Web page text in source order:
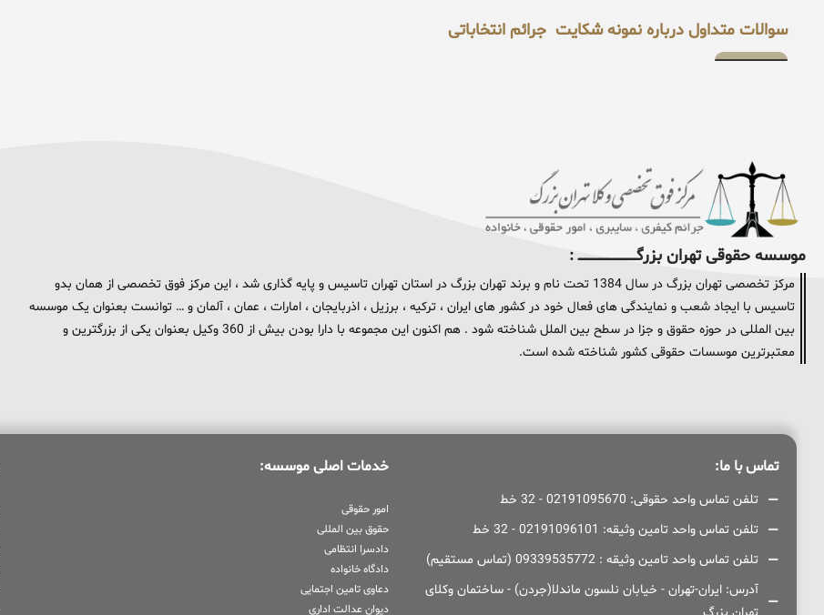
سوالات متداول درباره نمونه شکایت جرائم انتخاباتی
موسسه حقوقی تهران بزرگــــــــــــــــــــــــــــــــ :
مرکز تخصصی تهران بزرگ در سال 1384 تحت نام و برند تهران بزرگ در استان تهران تاسیس و پایه گذاری شد ، این مرکز فوق تخصصی از همان بدو
تاسیس با ایجاد شعب و نمایندگی های فعال خود در کشور های ایران ، ترکیه ، برزیل ، اذربایجان ، امارات ، عمان ، آلمان و … توانست بعنوان یک موسسه
بین المللی در حوزه حقوق و جزا در سطح بین الملل شناخته شود . هم اکنون این مجموعه با دارا بودن بیش از 360 وکیل بعنوان یکی از بزرگترین و
معتبرترین موسسات حقوقی کشور شناخته شده است.
تماس با ما:
تلفن تماس واحد حقوقی: 02191095670 - 32 خط
تلفن تماس واحد تامین وثیقه: 02191096101 - 32 خط
تلفن تماس واحد تامین وثیقه : 09339535772 (تماس مستقیم)
آدرس: ایران-تهران - خیابان نلسون ماندلا(جردن) - ساختمان وکلای
خدمات اصلی موسسه:
امور حقوقی
حقوق بین المللی
دادسرا انتظامی
دادگاه خانواده
دعاوی تامین اجتمایی
دیوان عدالت اداری